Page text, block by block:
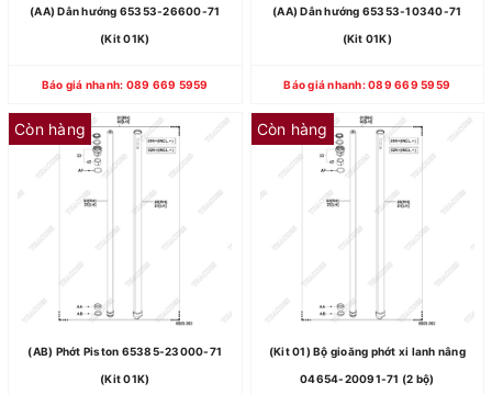
(AA) Dẫn hướng 65353-26600-71
(Kit 01K)
Báo giá nhanh: 089 669 5959
(AA) Dẫn hướng 65353-10340-71
(Kit 01K)
Báo giá nhanh: 089 669 5959
Còn hàng
(AB) Phớt Piston 65385-23000-71
(Kit 01K)
Còn hàng
(Kit 01) Bộ gioăng phớt xi lanh nâng
04654-20091-71 (2 bộ)